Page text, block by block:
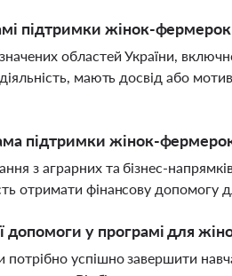
підтримки жінок-
областей України,
мають досвід або
підтримки жінок-
з аграрних та бізнес-
отримати фінансову допомогу
допомоги у програмі для
успішно завершити